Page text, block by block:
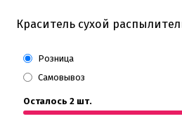
Краситель сухой
Розница
Самовывоз
Осталось 2 шт.